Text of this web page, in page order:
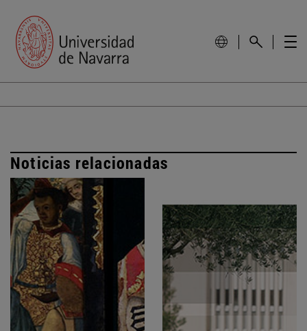
Noticias relacionadas